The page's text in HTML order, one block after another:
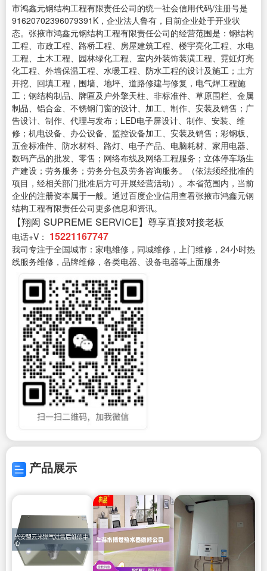
市鸿鑫元钢结构工程有限责任公司的统一社会信用代码/注册号是
91620702396079391K，企业法人鲁有，目前企业处于开业状
态。张掖市鸿鑫元钢结构工程有限责任公司的经营范围是：钢结构
工程、市政工程、路桥工程、房屋建筑工程、楼宇亮化工程、水电
工程、土木工程、园林绿化工程、室内外装饰装潢工程、霓虹灯亮
化工程、外墙保温工程、水暖工程、防水工程的设计及施工；土方
开挖、回填工程，围墙、地坪、道路修建与修复，电气焊工程施
工；钢结构制品、牌匾及户外擎天柱、非标准件、草原围栏、金属
制品、铝合金、不锈钢门窗的设计、加工、制作、安装及销售；广
告设计、制作、代理与发布；LED电子屏设计、制作、安装、维
修；机电设备、办公设备、监控设备加工、安装及销售；彩钢板、
五金标准件、防水材料、路灯、电子产品、电脑耗材、家用电器、
数码产品的批发、零售；网络布线及网络工程服务；立体停车场生
产建设；劳务服务；劳务分包及劳务咨询服务。（依法须经批准的
项目，经相关部门批准后方可开展经营活动）。本省范围内，当前
企业的注册资本属于一般。通过百度企业信用查看张掖市鸿鑫元钢
结构工程有限责任公司更多信息和资讯。
【翔闳 SUPREME SERVICE】尊享直接对接老板
电话+V： 15221167747
我司专注于全国城市：家电维修，同城维修，上门维修，24小时热
线服务维修，品牌维修，各类电器、设备电器等上面服务
产品展示